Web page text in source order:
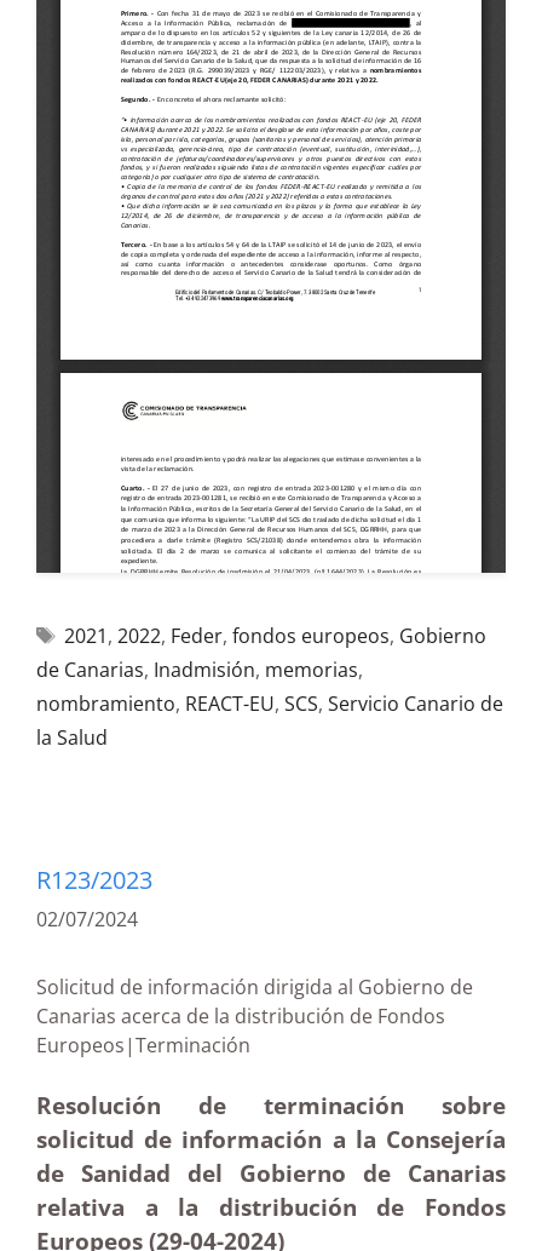
2021, 2022, Feder, fondos europeos, Gobierno
de Canarias, Inadmisión, memorias,
nombramiento, REACT-EU, SCS, Servicio Canario de
la Salud
R123/2023
02/07/2024
Solicitud de información dirigida al Gobierno de
Canarias acerca de la distribución de Fondos
Europeos|Terminación
Resolución de terminación sobre
solicitud de información a la Consejería
de Sanidad del Gobierno de Canarias
relativa a la distribución de Fondos
Europeos (29-04-2024)